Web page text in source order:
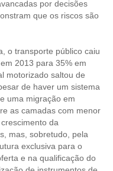
por decisões
que os riscos são
o transporte público caiu
2013 para 35% em
motorizado saltou de
de haver um sistema
uma migração em
as camadas com menor
da
mas, sobretudo, pela
exclusiva para o
e na qualificação do